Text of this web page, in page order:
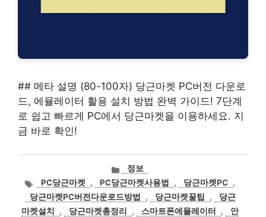
## 메타 설명 (80-100자) 당근마켓 PC버전 다운로
드, 에뮬레이터 활용 설치 방법 완벽 가이드! 7단계
로 쉽고 빠르게 PC에서 당근마켓을 이용하세요. 지
금 바로 확인!
카
테
고
리
정보
태
그
PC당근마켓 , PC당근마켓사용법 , 당근마켓PC ,
당근마켓PC버전다운로드방법
, 당근마켓꿀팁 ,
당근
마켓설치
, 당근마켓총정리 , 스마트폰에뮬레이터 ,
안